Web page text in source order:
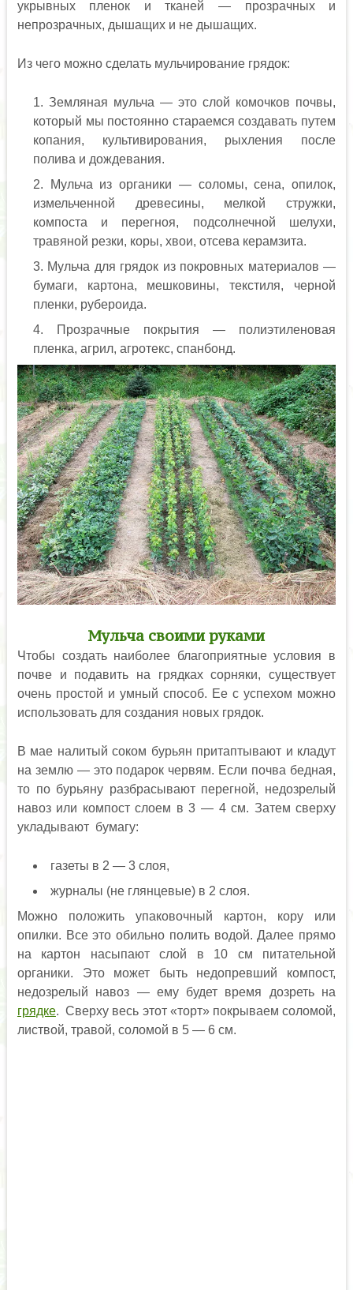
укрывных пленок и тканей — прозрачных и
непрозрачных, дышащих и не дышащих.
Из чего можно сделать мульчирование грядок:
Земляная мульча — это слой комочков почвы,
который мы постоянно стараемся создавать путем
копания, культивирования, рыхления после
полива и дождевания.
Мульча из органики — соломы, сена, опилок,
измельченной древесины, мелкой стружки,
компоста и перегноя, подсолнечной шелухи,
травяной резки, коры, хвои, отсева керамзита.
Мульча для грядок из покровных материалов —
бумаги, картона, мешковины, текстиля, черной
пленки, рубероида.
Прозрачные покрытия — полиэтиленовая
пленка, агрил, агротекс, спанбонд.
Мульча своими руками
Чтобы создать наиболее благоприятные условия в
почве и подавить на грядках сорняки, существует
очень простой и умный способ. Ее с успехом можно
использовать для создания новых грядок.
В мае налитый соком бурьян притаптывают и кладут
на землю — это подарок червям. Если почва бедная,
то по бурьяну разбрасывают перегной, недозрелый
навоз или компост слоем в 3 — 4 см. Затем сверху
укладывают бумагу:
газеты в 2 — 3 слоя,
журналы (не глянцевые) в 2 слоя.
Можно положить упаковочный картон, кору или
опилки. Все это обильно полить водой. Далее прямо
на картон насыпают слой в 10 см питательной
органики. Это может быть недопревший компост,
недозрелый навоз — ему будет время дозреть на
грядке. Сверху весь этот «торт» покрываем соломой,
листвой, травой, соломой в 5 — 6 см.